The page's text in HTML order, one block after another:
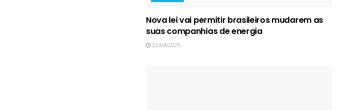
Nova lei vai permitir brasileiros mudarem as
suas companhias de energia
22/04/2025